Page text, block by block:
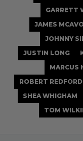
GARRETT
JAMES
JOHNNY
JUSTIN LONG
MARCUS
ROBERT REDFORD
SHEA WHIGHAM
TOM